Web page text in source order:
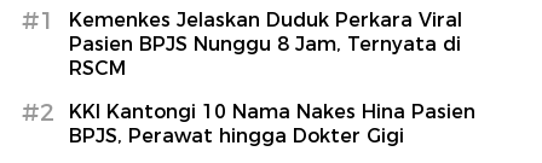
#1
Kemenkes Jelaskan Duduk Perkara Viral
Pasien BPJS Nunggu 8 Jam, Ternyata di
RSCM
#2
KKI Kantongi 10 Nama Nakes Hina Pasien
BPJS, Perawat hingga Dokter Gigi